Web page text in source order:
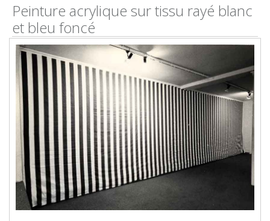
Peinture acrylique sur tissu rayé blanc
et bleu foncé